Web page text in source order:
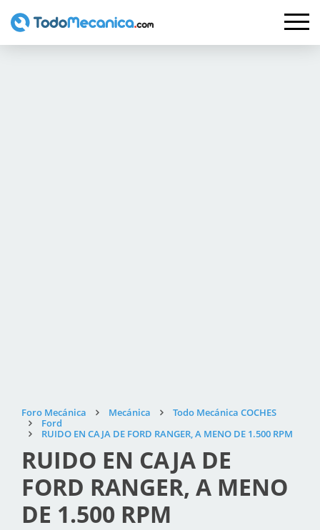
Foro Mecánica Mecánica
Todo Mecánica COCHES
Ford
RUIDO EN CAJA DE FORD RANGER, A MENO DE 1.500 RPM
RUIDO EN CAJA DE
FORD RANGER, A MENO
DE 1.500 RPM